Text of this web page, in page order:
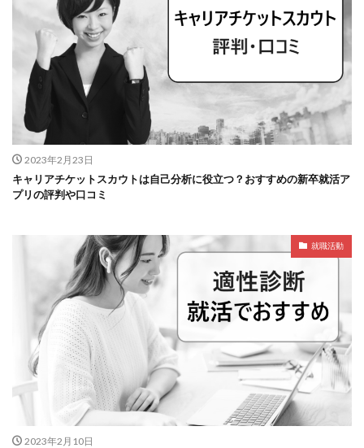
2023年2月23日
キャリアチケットスカウトは自己分析に役立つ？おすすめの新卒就活ア
プリの評判や口コミ
就職活動
2023年2月10日